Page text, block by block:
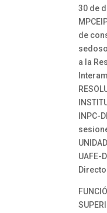
30 de
de
a la
INPC-
UAFE-